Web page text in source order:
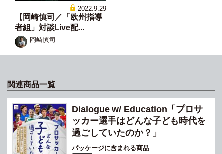
2022.9.29
【岡崎慎司／「欧州指導
者組」対談Live配...
岡崎慎司
関連商品一覧
Dialogue w/ Education「プロサ
ッカー選手はどんな子ども時代を
過ごしていたのか？」
パッケージに含まれる商品